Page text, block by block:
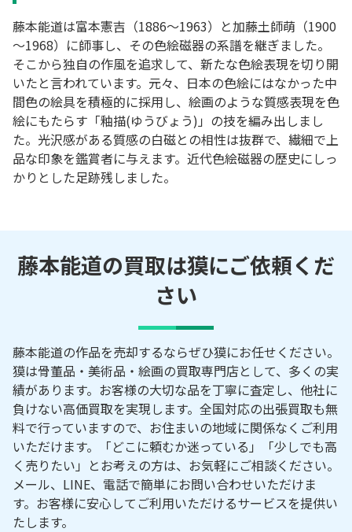
藤本能道は富本憲吉（1886～1963）と加藤土師萌（1900
～1968）に師事し、その色絵磁器の系譜を継ぎました。
そこから独自の作風を追求して、新たな色絵表現を切り開
いたと言われています。元々、日本の色絵にはなかった中
間色の絵具を積極的に採用し、絵画のような質感表現を色
絵にもたらす「釉描(ゆうびょう)」の技を編み出しまし
た。光沢感がある質感の白磁との相性は抜群で、繊細で上
品な印象を鑑賞者に与えます。近代色絵磁器の歴史にしっ
かりとした足跡残しました。
藤本能道の買取は獏にご依頼くだ
さい
藤本能道の作品を売却するならぜひ獏にお任せください。
獏は骨董品・美術品・絵画の買取専門店として、多くの実
績があります。お客様の大切な品を丁寧に査定し、他社に
負けない高価買取を実現します。全国対応の出張買取も無
料で行っていますので、お住まいの地域に関係なくご利用
いただけます。「どこに頼むか迷っている」「少しでも高
く売りたい」とお考えの方は、お気軽にご相談ください。
メール、LINE、電話で簡単にお問い合わせいただけま
す。お客様に安心してご利用いただけるサービスを提供い
たします。